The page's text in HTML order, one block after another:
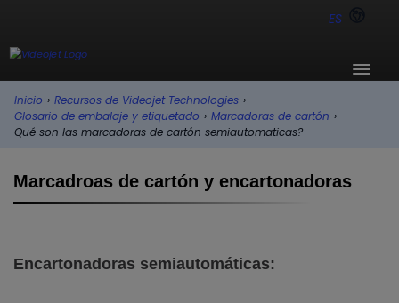
ES
Inicio › Recursos de Videojet Technologies ›
Glosario de embalaje y etiquetado › Marcadoras de cartón ›
Qué son las marcadoras de cartón semiautomaticas?
Marcadroas de cartón y encartonadoras
Encartonadoras semiautomáticas: